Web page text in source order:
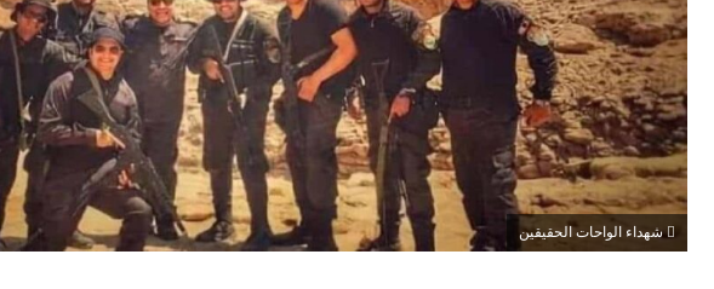
شهداء الواحات الحقيقين